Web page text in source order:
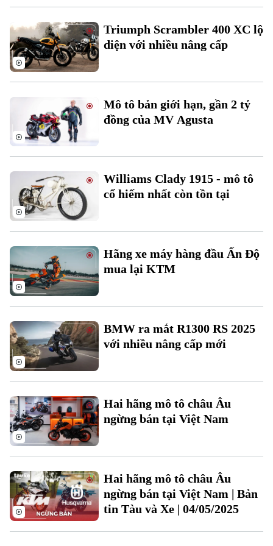
Theo dõi Hà Nội On
Thị trường
Đánh giá
Hướng nghiệp
Tin tức
Làng nghề
Di tích
Sức khỏe
Y tế
Dinh dưỡng
Tư vấn sức khỏe
Thể thao
Golf
Giải trí
Sao
Thời trang
Âm nhạc
Đã phát sóng
Triumph Scrambler 400 XC lộ
diện với nhiều nâng cấp
Mô tô bản giới hạn, gần 2 tỷ
đồng của MV Agusta
Williams Clady 1915 - mô tô
cổ hiếm nhất còn tồn tại
Hãng xe máy hàng đầu Ấn Độ
mua lại KTM
BMW ra mắt R1300 RS 2025
với nhiều nâng cấp mới
Hai hãng mô tô châu Âu
ngừng bán tại Việt Nam
Hai hãng mô tô châu Âu
ngừng bán tại Việt Nam | Bản
tin Tàu và Xe | 04/05/2025